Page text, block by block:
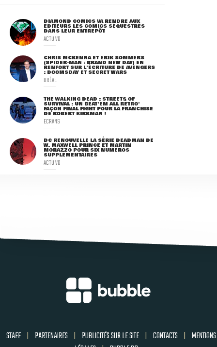
DIAMOND COMICS VA RENDRE AUX
ÉDITEURS LES COMICS SÉQUESTRÉS
DANS LEUR ENTREPÔT
ACTU VO
CHRIS MCKENNA ET ERIK SOMMERS
(SPIDER-MAN : BRAND NEW DAY) EN
RENFORT SUR L'ÉCRITURE DE AVENGERS
: DOOMSDAY ET SECRET WARS
BRÈVE
THE WALKING DEAD : STREETS OF
SURVIVAL : UN BEAT'EM ALL RÉTRO'
FAÇON FINAL FIGHT POUR LA FRANCHISE
DE ROBERT KIRKMAN !
ECRANS
DC RENOUVELLE LA SÉRIE DEADMAN DE
W. MAXWELL PRINCE ET MARTIN
MORAZZO POUR SIX NUMÉROS
SUPPLÉMENTAIRES
ACTU VO
STAFF | PARTENAIRES | PUBLICITÉS SUR LE SITE | CONTACTS | MENTIONS